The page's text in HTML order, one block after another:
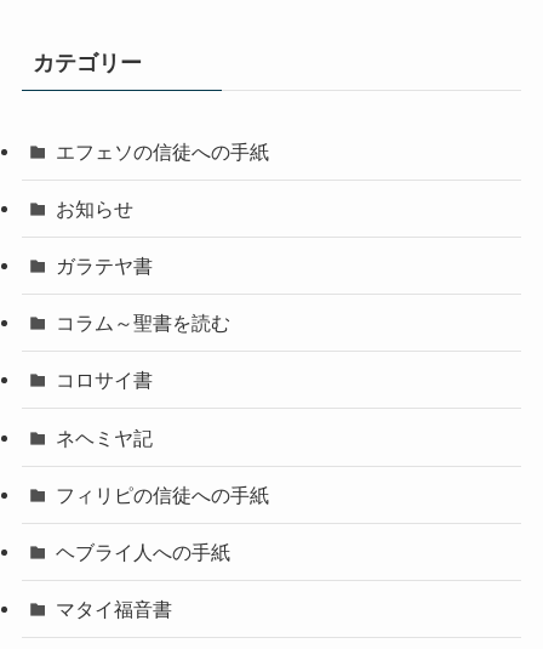
カテゴリー
エフェソの信徒への手紙
お知らせ
ガラテヤ書
コラム～聖書を読む
コロサイ書
ネヘミヤ記
フィリピの信徒への手紙
ヘブライ人への手紙
マタイ福音書